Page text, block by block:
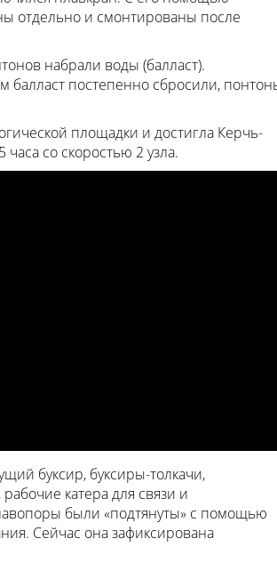
отдельно и смонтированы после
набрали воды (балласт).
постепенно сбросили,
площадки и достигла Керчь-
часа со скоростью 2 узла.
буксир, буксиры-толкачи,
катера для связи и
были «подтянуты» с помощью
Сейчас она зафиксирована